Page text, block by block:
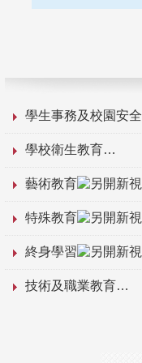
學生事務及校園安全
學校衛生教育
藝術教育
特殊教育
終身學習
技術及職業教育